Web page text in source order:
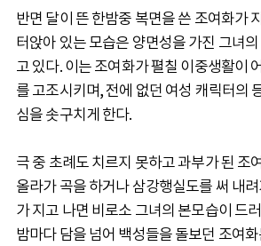
반면 달이 뜬 한밤중 복면을 쓴 조여화가
터앉아 있는 모습은 양면성을 가진 그녀
고 있다. 이는 조여화가 펼칠 이중생활이
를 고조시키며, 전에 없던 여성 캐릭터의
심을 솟구치게 한다.
극 중 초례도 치르지 못하고 과부가 된 조
올라가 곡을 하거나 삼강행실도를 써 내
가 지고 나면 비로소 그녀의 본모습이 드
밤마다 담을 넘어 백성들을 돌보던 조여